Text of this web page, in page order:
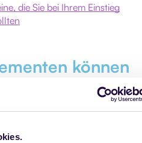
die Sie bei Ihrem Einstieg
können
Indem Sie diese drei